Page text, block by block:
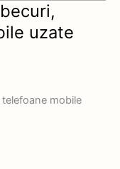
uzate
mobile